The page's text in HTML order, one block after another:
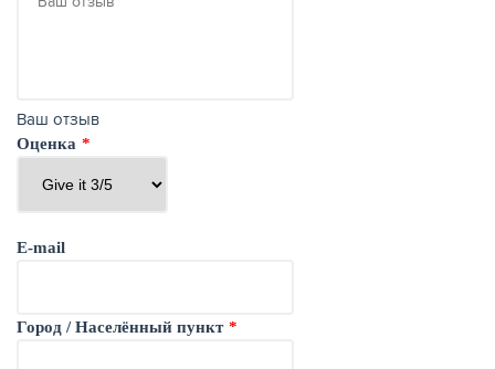
Ваш отзыв
Оценка
E-mail
Город / Населённый пункт